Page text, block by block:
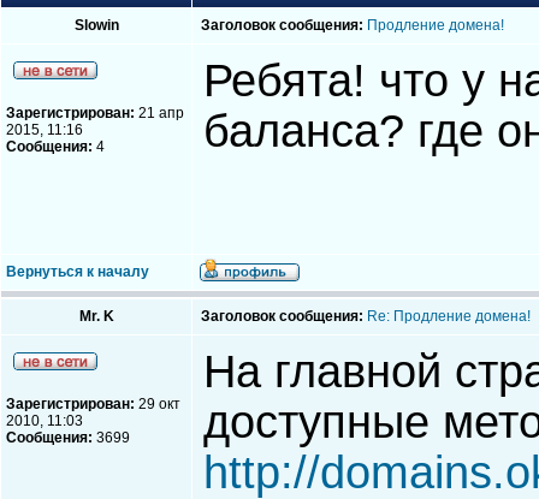
Slowin Заголовок сообщения: Продление домена!
Зарегистрирован: 21 апр
2015, 11:16
Сообщения: 4
Ребята! что у
баланса? где
Вернуться к началу
Mr. K Заголовок сообщения: Re: Продление домена!
Зарегистрирован: 29 окт
2010, 11:03
Сообщения: 3699
На главной
доступные
http://